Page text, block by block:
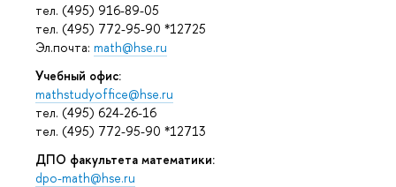
тел. (495) 916-89-05
тел. (495) 772-95-90 *12725
Эл.почта: math@hse.ru
Учебный офис:
mathstudyoffice@hse.ru
тел. (495) 624-26-16
тел. (495) 772-95-90 *12713
ДПО факультета математики:
dpo-math@hse.ru